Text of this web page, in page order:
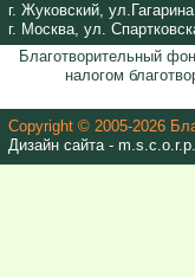
г. Жуковский,
г. Москва, ул.
Благотворительный
налогом
Copyright © 2005-2026
Дизайн сайта -